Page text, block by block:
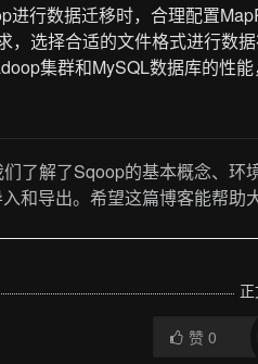
进行数据迁移时，合理配置
，选择合适的文件格式进行数据
集群和MySQL数据库的性能
了解了Sqoop的基本概念、
和导出。希望这篇博客能帮助
赞0